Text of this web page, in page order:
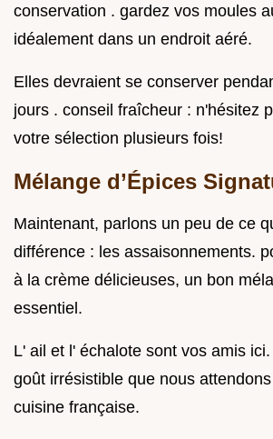
conservation . gardez vos moules
idéalement dans un endroit aéré.
Elles devraient se conserver
jours . conseil fraîcheur : n'hésitez
votre sélection plusieurs fois!
Mélange d’Épices
Maintenant, parlons un peu de ce
différence : les assaisonnements.
à la crème délicieuses, un bon
essentiel.
L' ail et l' échalote sont vos amis
goût irrésistible que nous
cuisine française.